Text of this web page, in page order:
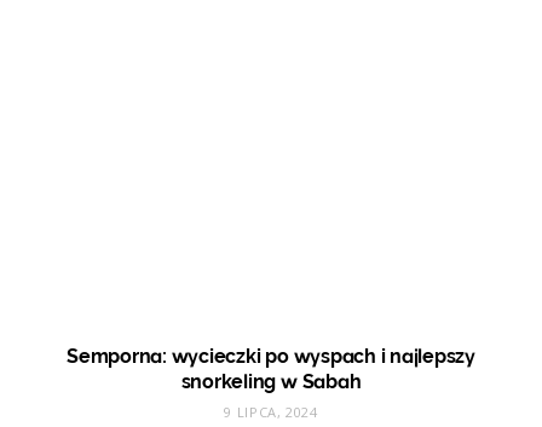
Semporna: wycieczki po wyspach i najlepszy
snorkeling w Sabah
9 LIPCA, 2024